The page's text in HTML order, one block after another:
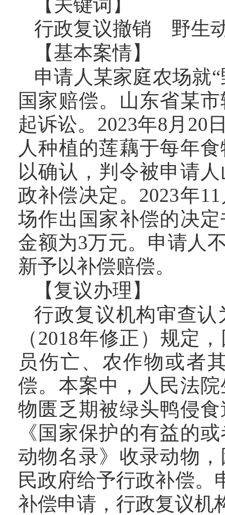
行政复议撤销 野生
【基本案情】
申请人某家庭农场就
国家赔偿。山东省某
起诉讼。2023年8月20
人种植的莲藕于每年
以确认，判令被申请
政补偿决定。2023年
场作出国家补偿的决
金额为3万元。申请人
新予以补偿赔偿。
【复议办理】
行政复议机构审查
（2018年修正）规定
员伤亡、农作物或者
偿。本案中，人民法
物匮乏期被绿头鸭侵
《国家保护的有益的
动物名录》收录动物
民政府给予行政补偿。
补偿申请，行政复议机